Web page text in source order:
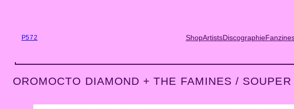
P572 ShopArtistsDiscographie
OROMOCTO DIAMOND + THE FAMINES / SOUPER